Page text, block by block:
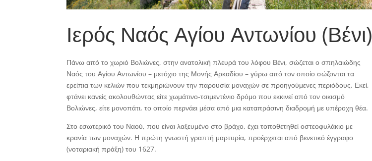
Ιερός Ναός Αγίου Αντωνίου (Βένι)
Πάνω από το χωριό Βολιώνες, στην ανατολική πλευρά του λόφου Βένι, σώζεται ο σπηλαιώδης
Ναός του Αγίου Αντωνίου – μετόχιο της Μονής Αρκαδίου – γύρω από τον οποίο σώζονται τα
ερείπια των κελιών που τεκμηριώνουν την παρουσία μοναχών σε προηγούμενες περιόδους. Εκεί,
φτάνει κανείς ακολουθώντας είτε χωμάτινο-τσιμεντένιο δρόμο που εκκινεί από τον οικισμό
Βολιώνες, είτε μονοπάτι, το οποίο περνάει μέσα από μια καταπράσινη διαδρομή με υπέροχη θέα.
Στο εσωτερικό του Ναού, που είναι λαξευμένο στο βράχο, έχει τοποθετηθεί οστεοφυλάκιο με
κρανία των μοναχών. Η πρώτη γνωστή γραπτή μαρτυρία, προέρχεται από βενετικό έγγραφο
(νοταριακή πράξη) του 1627.